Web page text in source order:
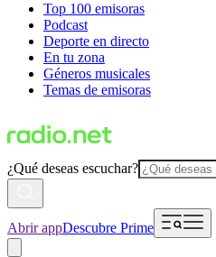
Top 100 emisoras
Podcast
Deporte en directo
En tu zona
Géneros musicales
Temas de emisoras
¿Qué deseas escuchar?
Abrir appDescubre Prime